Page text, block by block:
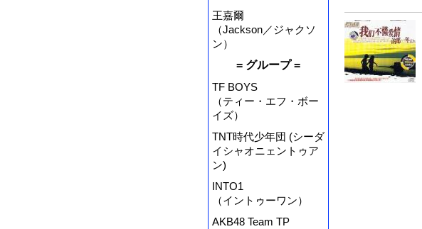
王嘉爾
（Jackson／ジャクソ
ン）
= グループ =
TF BOYS
（ティー・エフ・ボー
イズ）
TNT時代少年団 (シーダ
イシャオニェントゥア
ン)
INTO1
（イントゥーワン）
AKB48 Team TP